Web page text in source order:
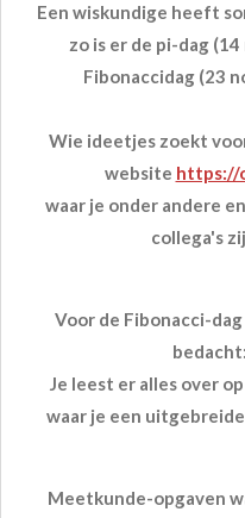
Een wiskundige heeft
zo is er de pi-dag
Fibonaccidag (23
Wie ideetjes zoekt
website https://
waar je onder andere
collega's
Voor de Fibonacci-
Je leest er alles over op
waar je een
Meetkunde-opgaven